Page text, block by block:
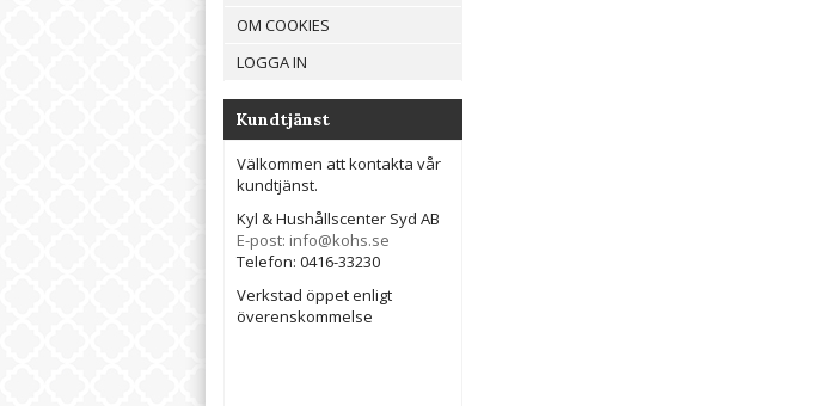
OM COOKIES
LOGGA IN
Kundtjänst
Välkommen att kontakta vår
kundtjänst.
Kyl & Hushållscenter Syd AB
E-post: info@kohs.se
Telefon: 0416-33230
Verkstad öppet enligt
överenskommelse